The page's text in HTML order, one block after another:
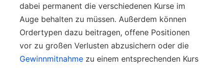
dabei permanent die verschiedenen Kurse im
Auge behalten zu müssen. Außerdem können
Ordertypen dazu beitragen, offene Positionen
vor zu großen Verlusten abzusichern oder die
Gewinnmitnahme zu einem entsprechenden Kurs